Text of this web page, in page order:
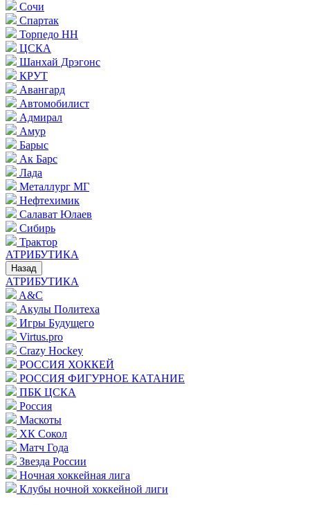
Сочи
Спартак
Торпедо НН
ЦСКА
Шанхай Дрэгонс
КРУТ
Авангард
Автомобилист
Адмирал
Амур
Барыс
Ак Барс
Лада
Металлург МГ
Нефтехимик
Салават Юлаев
Сибирь
Трактор
АТРИБУТИКА
Назад
АТРИБУТИКА
A&C
Акулы Политеха
Игры Будущего
Virtus.pro
Crazy Hockey
РОССИЯ ХОККЕЙ
РОССИЯ ФИГУРНОЕ КАТАНИЕ
ПБК ЦСКА
Россия
Маскоты
ХК Сокол
Матч Года
Звезда России
Ночная хоккейная лига
Клубы ночной хоккейной лиги